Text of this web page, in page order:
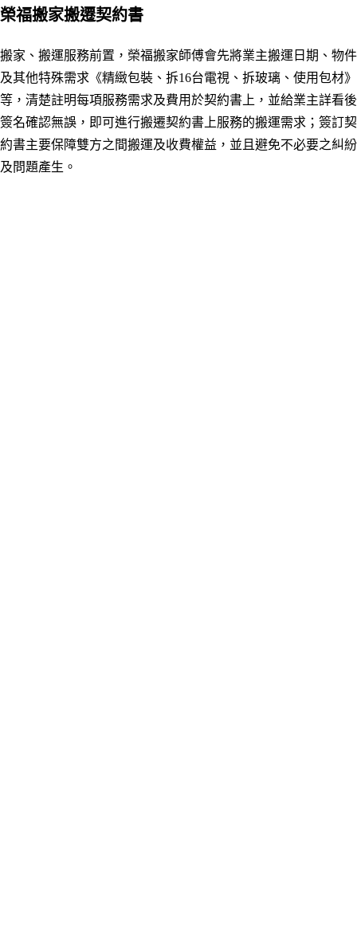
榮福搬家搬遷契約書
搬家 、 搬運服務前置 ， 榮福搬家師傅會先將業主搬運日期、物件
及其他特殊需求《精緻包裝、拆16台電視、拆玻璃 、使用包材》
等，清楚註明每項服務需求及費用於契約書上，並給業主詳看後
簽名確認無誤，即可進行搬遷契約書上服務的搬運需求；簽訂契
約書主要保障雙方之間搬運及收費權益，並且避免不必要之糾紛
及問題產生。